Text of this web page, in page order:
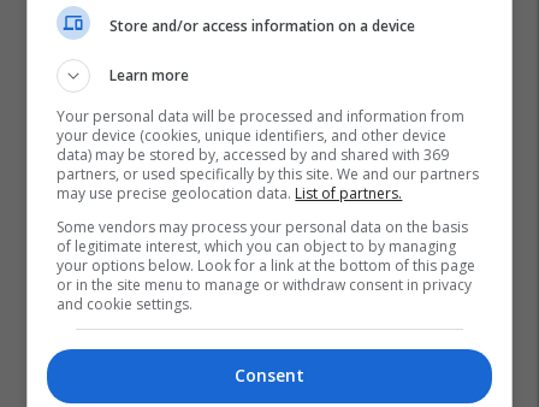
Store and/or access information on a device
Learn more
Your personal data will be processed and information from
your device (cookies, unique identifiers, and other device
data) may be stored by, accessed by and shared with 369
partners, or used specifically by this site. We and our partners
may use precise geolocation data. List of partners.
Some vendors may process your personal data on the basis
of legitimate interest, which you can object to by managing
your options below. Look for a link at the bottom of this page
or in the site menu to manage or withdraw consent in privacy
and cookie settings.
Consent